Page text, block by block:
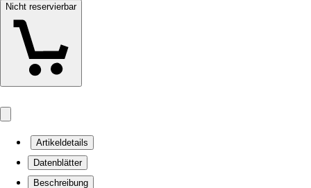
Nicht reservierbar
Artikeldetails
Datenblätter
Beschreibung